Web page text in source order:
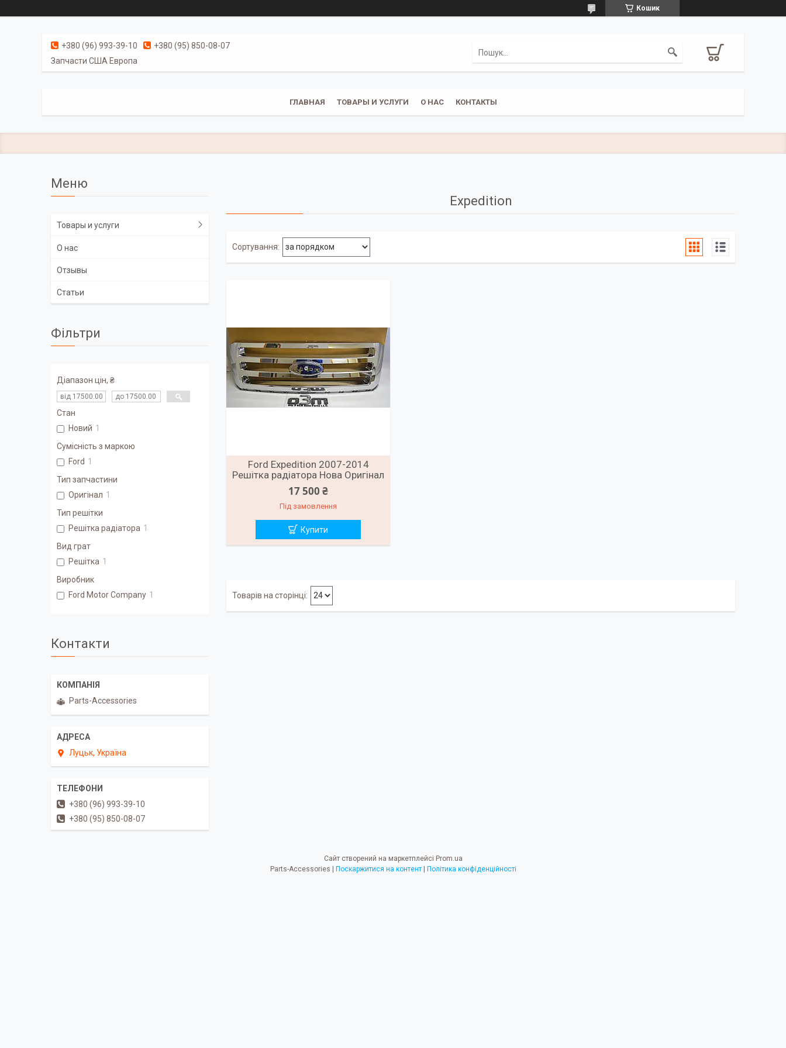
Кошик
+380 (96) 993-39-10
+380 (95) 850-08-07
Запчасти США Европа
ГЛАВНАЯ ТОВАРЫ И УСЛУГИ О НАС КОНТАКТЫ
Expedition
Ford Expedition 2007-2014
Решітка радіатора Нова Оригінал
17 500 ₴
Під замовлення
Купити
Товары и услуги
О нас
Отзывы
Статьи
Фільтри
Діапазон цін, ₴
Стан
Новий 1
Сумісність з маркою
Ford 1
Тип запчастини
Оригінал 1
Тип решітки
Решітка радіатора 1
Вид грат
Решітка 1
Виробник
Ford Motor Company 1
Контакти
Parts-Accessories
Луцьк, Україна
+380 (96) 993-39-10
+380 (95) 850-08-07
Сайт створений на маркетплейсі Prom.ua
Поскаржитися на контент Політика конфіденційності